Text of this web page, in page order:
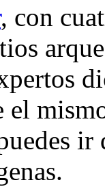
, con
el
ir